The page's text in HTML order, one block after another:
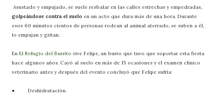
Asustado y empujado, se suele resbalar en las calles estrechas y empedradas,
golpeándose contra el suelo en un acto que dura más de una hora. Durante
esos 60 minutos cientos de personas rodean al animal aterrado, se suben a él,
lo empujan y gritan.
En El Refugio del Burrito vive Felipe, un burro que tuvo que soportar esta fiesta
hace algunos años. Cayó al suelo en más de 15 ocasiones y el examen clínico
veterinario antes y después del evento concluyó que Felipe sufría:
● Deshidratación.